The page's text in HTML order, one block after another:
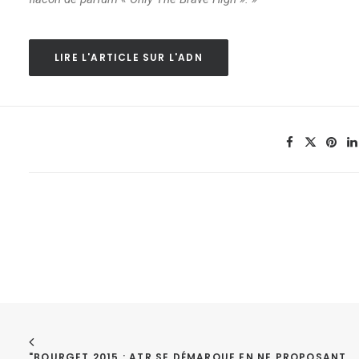
LIRE L'ARTICLE SUR L'ADN